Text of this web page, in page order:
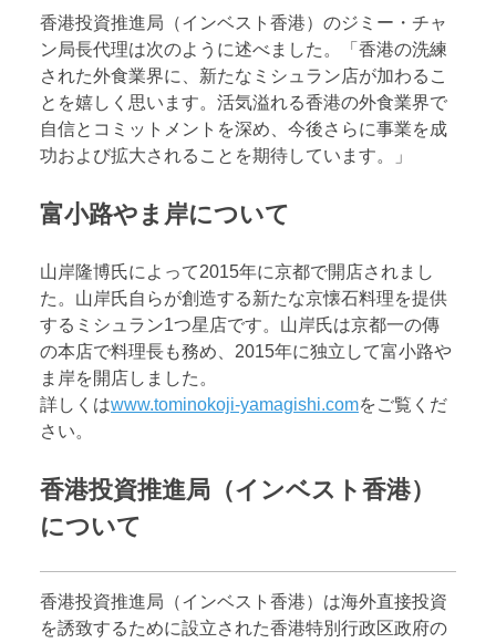
香港投資推進局（インベスト香港）のジミー・チャ
ン局長代理は次のように述べました。「香港の洗練
された外食業界に、新たなミシュラン店が加わるこ
とを嬉しく思います。活気溢れる香港の外食業界で
自信とコミットメントを深め、今後さらに事業を成
功および拡大されることを期待しています。」
富小路やま岸について
山岸隆博氏によって2015年に京都で開店されまし
た。山岸氏自らが創造する新たな京懐石料理を提供
するミシュラン1つ星店です。山岸氏は京都一の傳
の本店で料理長も務め、2015年に独立して富小路や
ま岸を開店しました。
詳しくはwww.tominokoji-yamagishi.comをご覧くだ
さい。
香港投資推進局（インベスト香港）
について
香港投資推進局（インベスト香港）は海外直接投資
を誘致するために設立された香港特別行政区政府の